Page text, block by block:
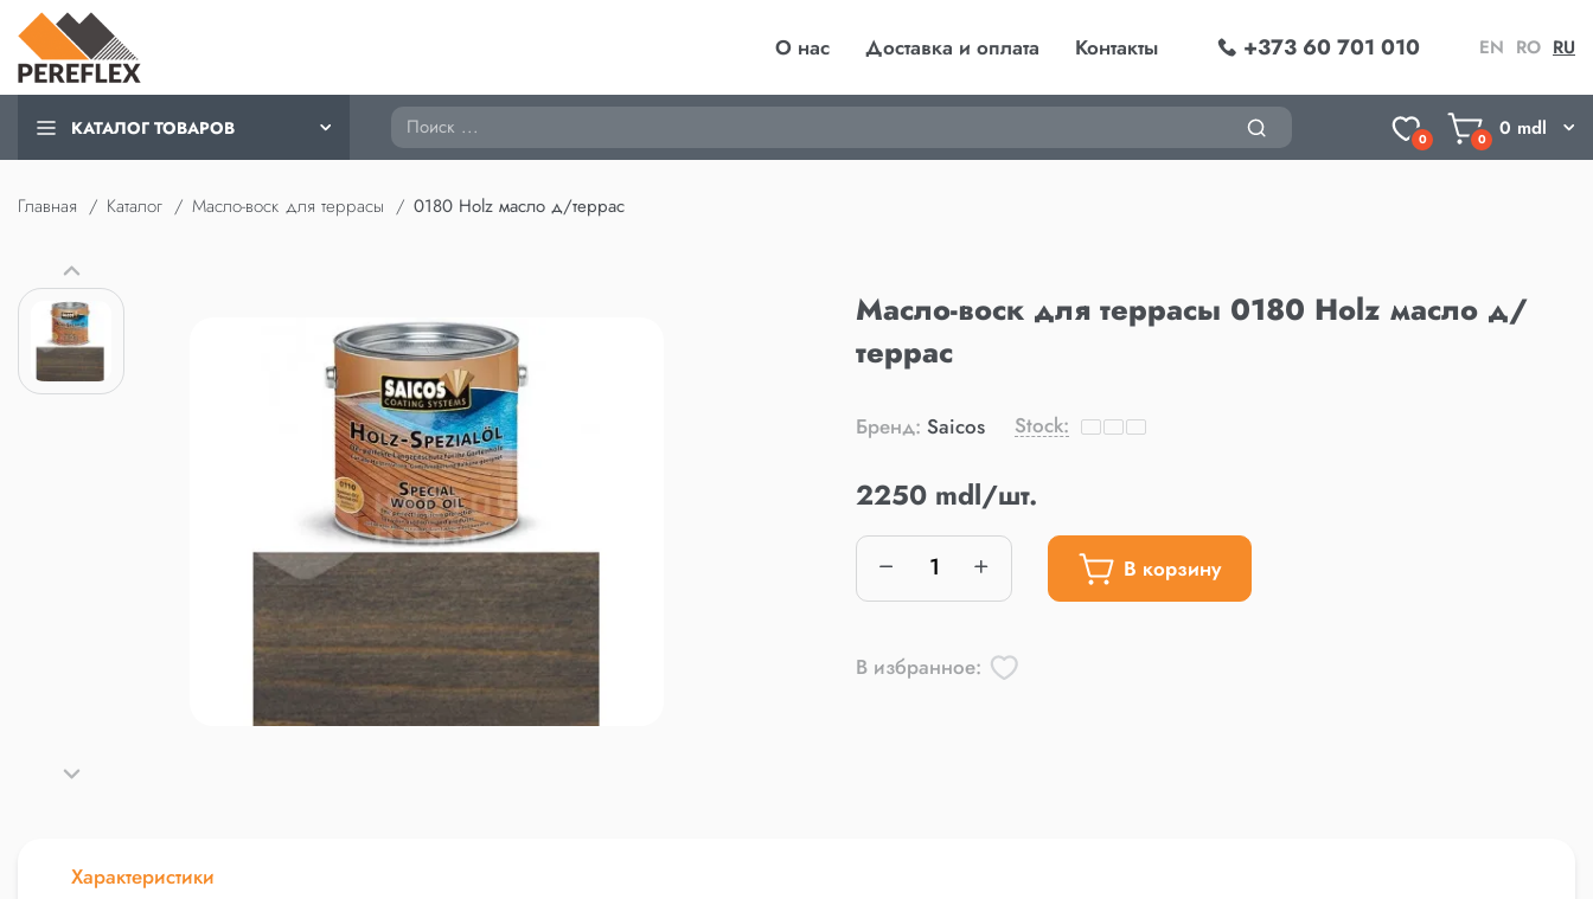
О нас Доставка и оплата Контакты +373 60 701 010 EN RO RU
КАТАЛОГ ТОВАРОВ Поиск
0 0 0 mdl
Главная Каталог Масло-воск для террасы 0180 Holz масло д/террас
Масло-воск для террасы 0180 Holz масло д/
террас
Бренд: Saicos Stock:
2250 mdl/шт.
В корзину
В избранное:
Характеристики